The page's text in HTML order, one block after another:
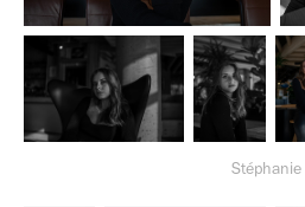
Stéphanie